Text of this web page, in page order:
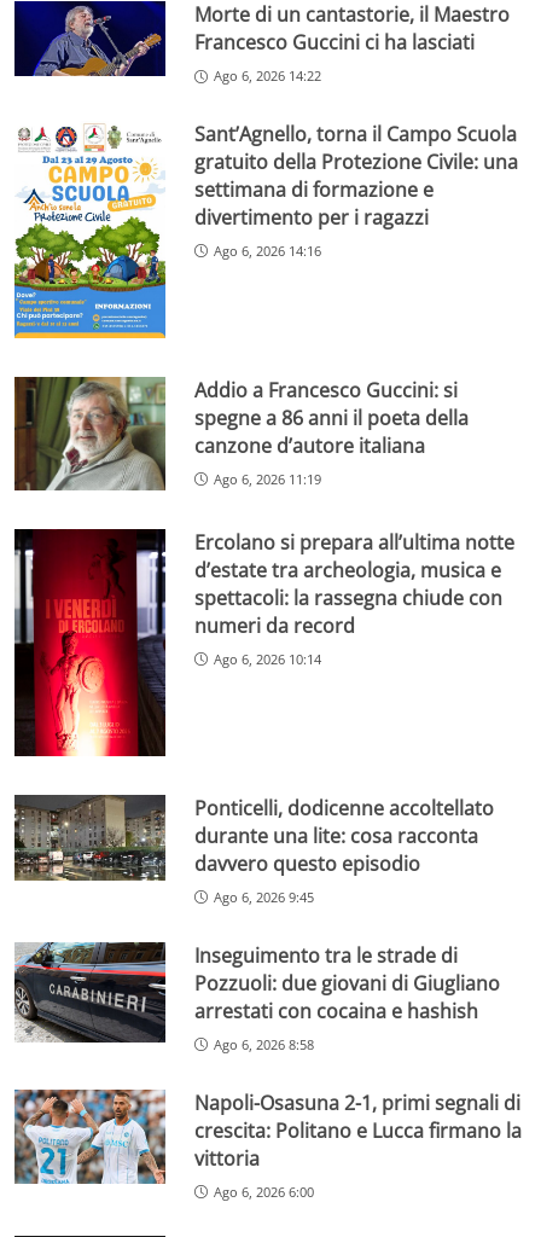
Morte di un cantastorie, il Maestro
Francesco Guccini ci ha lasciati
Ago 6, 2026 14:22
Sant’Agnello, torna il Campo Scuola
gratuito della Protezione Civile: una
settimana di formazione e
divertimento per i ragazzi
Ago 6, 2026 14:16
Addio a Francesco Guccini: si
spegne a 86 anni il poeta della
canzone d’autore italiana
Ago 6, 2026 11:19
Ercolano si prepara all’ultima notte
d’estate tra archeologia, musica e
spettacoli: la rassegna chiude con
numeri da record
Ago 6, 2026 10:14
Ponticelli, dodicenne accoltellato
durante una lite: cosa racconta
davvero questo episodio
Ago 6, 2026 9:45
Inseguimento tra le strade di
Pozzuoli: due giovani di Giugliano
arrestati con cocaina e hashish
Ago 6, 2026 8:58
Napoli-Osasuna 2-1, primi segnali di
crescita: Politano e Lucca firmano la
vittoria
Ago 6, 2026 6:00